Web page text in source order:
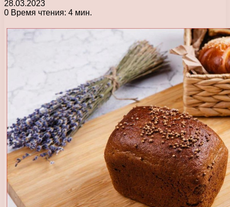
28.03.2023
0 Время чтения: 4 мин.